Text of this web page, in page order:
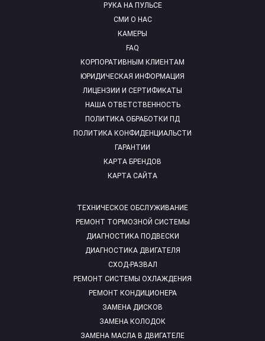
РУКА НА ПУЛЬСЕ
СМИ О НАС
КАМЕРЫ
FAQ
ТЕХНИЧЕСКОЕ ОБСЛУЖИВАНИЕ
РЕМОНТ ТОРМОЗНОЙ СИСТЕМЫ
ДИАГНОСТИКА ПОДВЕСКИ
ДИАГНОСТИКА ДВИГАТЕЛЯ
СХОД-РАЗВАЛ
РЕМОНТ СИСТЕМЫ ОХЛАЖДЕНИЯ
РЕМОНТ КОНДИЦИОНЕРА
ЗАМЕНА ДИСКОВ
ЗАМЕНА КОЛОДОК
ЗАМЕНА МАСЛА В ДВИГАТЕЛЕ
КОРПОРАТИВНЫМ КЛИЕНТАМ
ЮРИДИЧЕСКАЯ ИНФОРМАЦИЯ
ЛИЦЕНЗИИ И СЕРТИФИКАТЫ
НАША ОТВЕТСТВЕННОСТЬ
ПОЛИТИКА ОБРАБОТКИ ПД
ПОЛИТИКА КОНФИДЕНЦИАЛЬСТИ
ГАРАНТИИ
КАРТА БРЕНДОВ
КАРТА САЙТА